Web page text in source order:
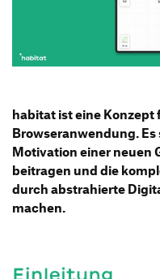
habitat ist eine Konzept
Browseranwendung.
Motivation einer neuen
beitragen und die
durch abstrahierte
machen.